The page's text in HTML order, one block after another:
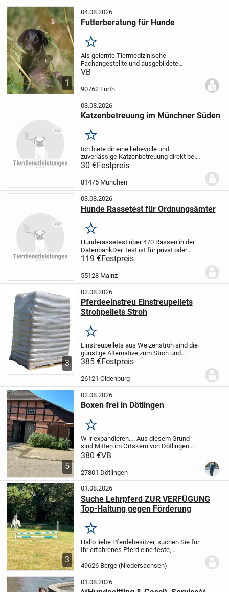
1
04.08.2026
Futterberatung für Hunde
Merken
Als gelernte Tiermedizinische
Fachangestellte und ausgebildete
Ernährungsberaterin für Hunde erstelle
deinen Hund. Ohne Futter-Dogmen oder
VB
90762 Fürth
03.08.2026
Katzenbetreuung im Münchner Süden
Merken
Ich biete dir eine liebevolle und
zuverlässige Katzenbetreuung direkt bei
dir Zuhause an, damit deine Katze in ihrer
gewohnten Umgebung bleiben kann. Ich
habe über 15 Jahre Erfahrung als
30 €Festpreis
81475 München
03.08.2026
Hunde Rassetest für Ordnungsämter
Merken
Hunderassetest über 470 Rassen in der
DatenbankDer Test ist für privat oder
Behörden verwendbar. Zahlreiche
Ordnungsämter akzeptieren unseren
Hunde Rassetest bei möglichen
119 €Festpreis
55128 Mainz
3
02.08.2026
Pferdeeinstreu Einstreupellets
Strohpellets Stroh
Merken
Einstreupellets aus Weizenstroh sind die
günstige Alternative zum Stroh und
Späne.Unsere Pellets sind aus
Weizenstroh produziert, ohne Zusatz und
Bindemitteln.Die Einstreupellets haben
385 €Festpreis
26121 Oldenburg
5
02.08.2026
Boxen frei in Dötlingen
Merken
W ir expandieren…. Aus diesem Grund
sind Mitten im Ortskern von Dötlingen
wieder Boxen frei.
zum Vollberitt alles, was das Reiterherz
begehrt....
380 €VB
27801 Dötlingen
3
01.08.2026
Suche Lehrpferd ZUR VERFÜGUNG
Top-Haltung gegen Förderung
Merken
Hallo liebe Pferdebesitzer, suchen Sie für
Ihr erfahrenes Pferd eine feste,
sich auf hohem Niveau um Ihr Tier
kümmert, es sportlich fit hält und wie das
eigene...
49626 Berge (Niedersachsen)
01.08.2026